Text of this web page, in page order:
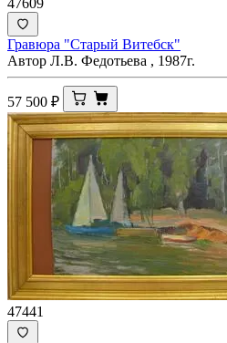
Гравюра "Старый Витебск"
Автор Л.В. Федотьева , 1987г.
57 500 ₽
47441